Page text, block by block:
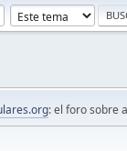
: el foro sobre